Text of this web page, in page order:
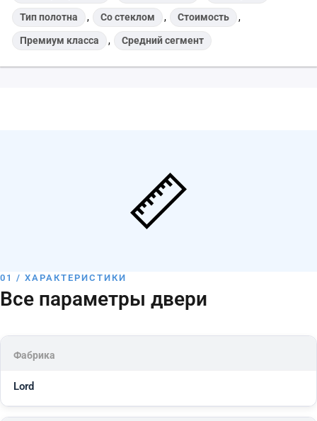
Тип полотна , Со стеклом , Стоимость ,
Премиум класса , Средний сегмент
01 / ХАРАКТЕРИСТИКИ
Все параметры двери
Фабрика
Lord